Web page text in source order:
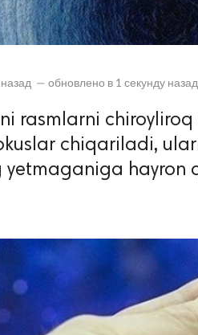
— обновлено в 1 секунду назад
rasmlarni chiroyliroq
chiqariladi,
yetmaganiga hayron